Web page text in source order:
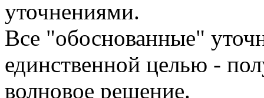
уточнениями.
Все "обоснованные"
единственной целью -
волновое решение.